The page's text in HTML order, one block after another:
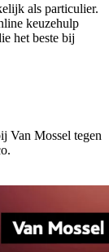
als particulier.
keuzehulp
het beste bij
Van Mossel tegen